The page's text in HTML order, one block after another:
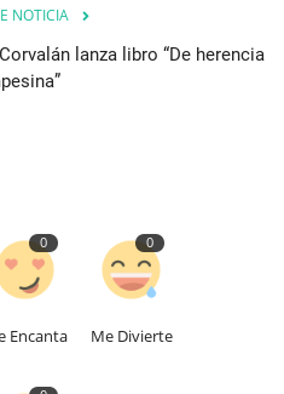
NOTICIA
lanza libro “De herencia
0
Encanta
0
Me Divierte